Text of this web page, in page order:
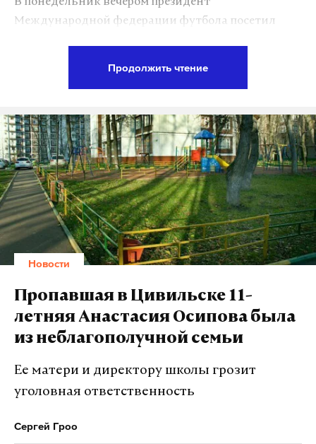
Международной федерации футбола посетил
провел Юлиан Дракслер.
Своими впечатлениями от матча Инфантино
поделился с ТАСС. «Организация Кубка
конфедераций — прекрасная. Это касается как
сегодняшнего матча в Сочи, так и остальных игр.
На данный момент турнир проходит отлично», —
подчеркнул руководитель FIFA.
Также Джанни Инфантино 17 июня побывал в
Санкт-Петербурге на матче Россия — Новая
Португалия — Мексика (2:2) и в Москве на встрече
Чили — Камерун (2:0).
Продолжить чтение
Новости
Пропавшая в Цивильске 11-
летняя Анастасия Осипова была
из неблагополучной семьи
Ее матери и директору школы грозит
уголовная ответственность
Сергей Гроо